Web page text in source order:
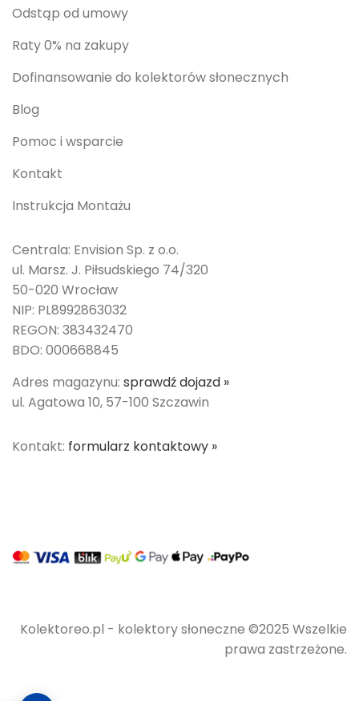
Odstąp od umowy
Raty 0% na zakupy
Dofinansowanie do kolektorów słonecznych
Blog
Pomoc i wsparcie
Kontakt
Instrukcja Montażu
Centrala: Envision Sp. z o.o.
ul. Marsz. J. Piłsudskiego 74/320
50-020 Wrocław
NIP: PL8992863032
REGON: 383432470
BDO: 000668845
Adres magazynu: sprawdź dojazd »
ul. Agatowa 10, 57-100 Szczawin
Kontakt: formularz kontaktowy »
Kolektoreo.pl - kolektory słoneczne ©2025 Wszelkie
prawa zastrzeżone.